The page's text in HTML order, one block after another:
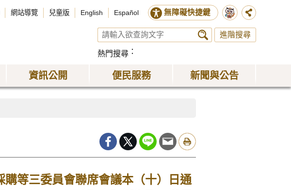
網站導覽 兒童版 English Español 無障礙快捷鍵
進階搜尋
熱門搜尋
資訊公開 便民服務 新聞與公告
等三委員會聯席會議本（十）日通